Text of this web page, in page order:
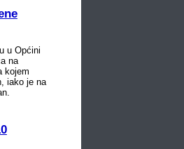
u Općini
na
kojem
iako je na